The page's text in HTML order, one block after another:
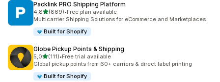
Packlink PRO Shipping Platform
4,85 yıldız üzerinden
(869)
toplam 869 değerlendirme
•Free plan available
Multicarrier Shipping Solutions for eCommerce and Marketplaces
Built for Shopify
Globe Pickup Points & Shipping
5,05 yıldız üzerinden
(111)
toplam 111 değerlendirme
•Free trial available
Global pickup points from 60+ carriers & direct label printing
Built for Shopify